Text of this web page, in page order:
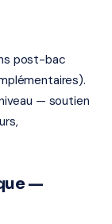
post-bac
— soutien
—